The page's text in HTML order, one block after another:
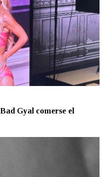
Gyal comerse el